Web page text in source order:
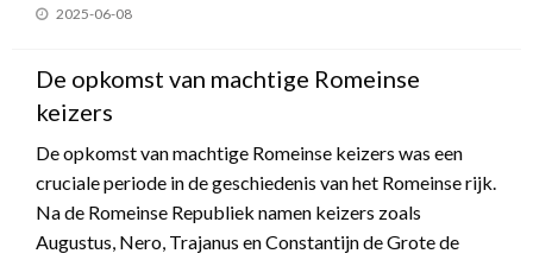
Geplaatst
2025-06-08
De opkomst van machtige Romeinse
keizers
De opkomst van machtige Romeinse keizers was een
cruciale periode in de geschiedenis van het Romeinse rijk.
Na de Romeinse Republiek namen keizers zoals
Augustus, Nero, Trajanus en Constantijn de Grote de